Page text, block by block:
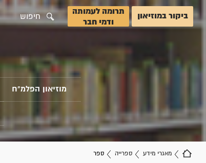
ביקור במוזיאון
תרומה לעמותה
ודמי חבר
חיפוש
מוזיאון הפלמ"ח
מאגרי מידע ספרייה ספר